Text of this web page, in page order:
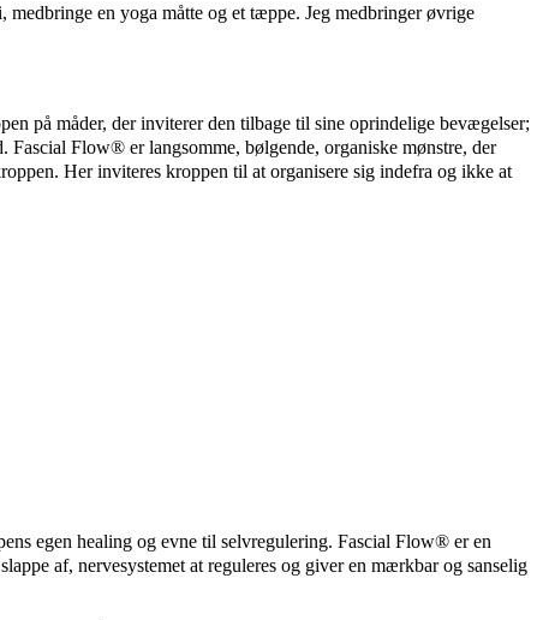
en yoga måtte og et tæppe. Jeg medbringer øvrige
på måder, der inviterer den tilbage til sine oprindelige bevægelser;
Flow® er langsomme, bølgende, organiske mønstre, der
Her inviteres kroppen til at organisere sig indefra og ikke at
egen healing og evne til selvregulering. Fascial Flow® er en
af, nervesystemet at reguleres og giver en mærkbar og sanselig